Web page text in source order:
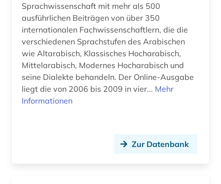
politik (1)
polnisch (1)
portugiesisch (1)
pragmatik (2)
psychologie (5)
Sprachwissenschaft mit mehr als 500
ausführlichen Beiträgen von über 350
internationalen Fachwissenschaftlern, die die
verschiedenen Sprachstufen des Arabischen
wie Altarabisch, Klassisches Hocharabisch,
Mittelarabisch, Modernes Hocharabisch und
seine Dialekte behandeln. Der Online-Ausgabe
liegt die von 2006 bis 2009 in vier... Mehr
Informationen
Zur Datenbank